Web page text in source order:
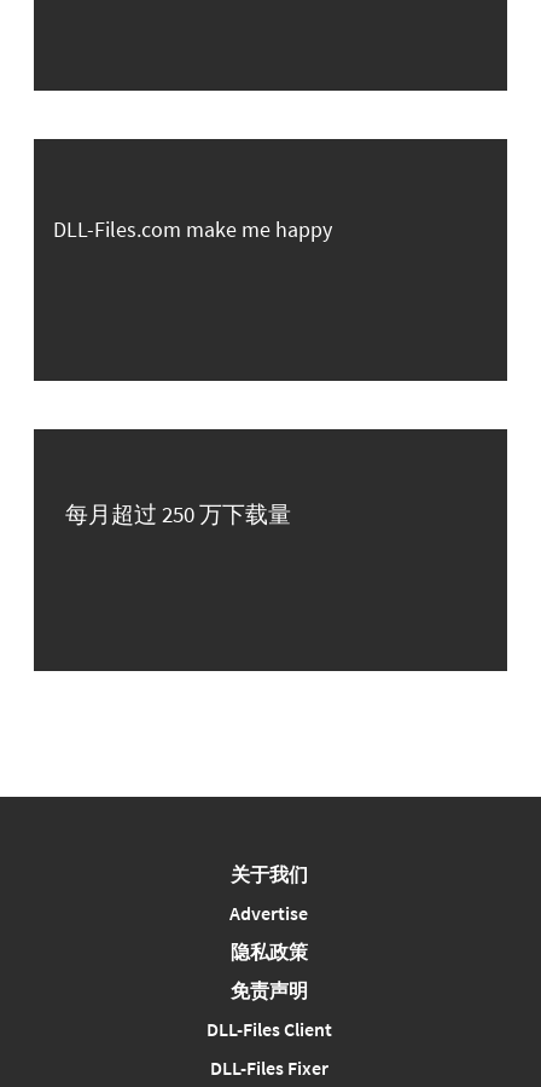
DLL-Files.com make me happy
每月超过 250 万下载量
关于我们
Advertise
隐私政策
免责声明
DLL-Files Client
DLL-Files Fixer